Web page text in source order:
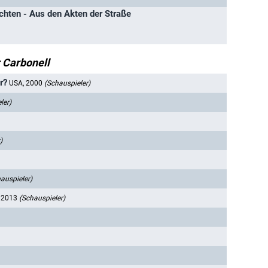
- Aus den Akten der Straße
USA, 2000 (Schauspieler)
(Schauspieler)